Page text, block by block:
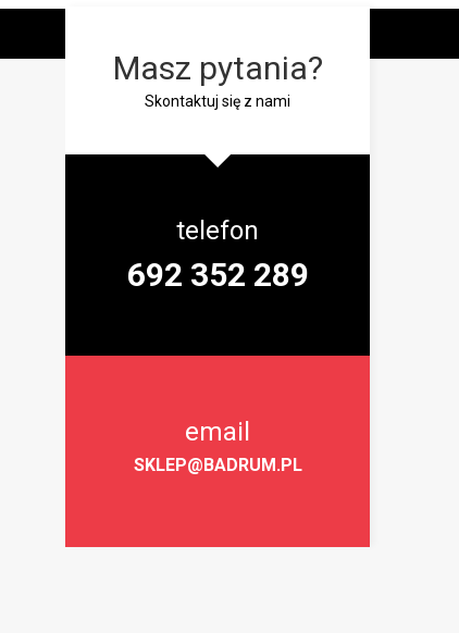
Masz pytania?
Skontaktuj się z nami
telefon
692 352 289
email
SKLEP@BADRUM.PL